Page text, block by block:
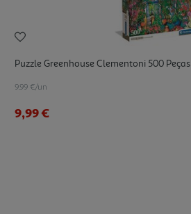
Puzzle Greenhouse Clementoni 500 Peças
9.99 €/un
9,99 €